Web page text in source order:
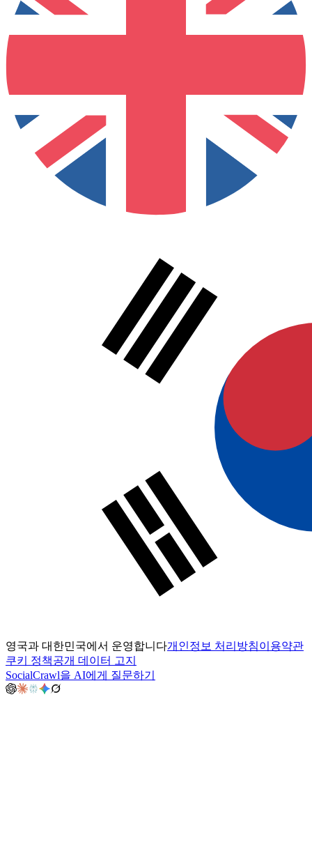
영국과 대한민국에서 운영합니다개인정보 처리방침이용약관
쿠키 정책공개 데이터 고지
SocialCrawl을 AI에게 질문하기